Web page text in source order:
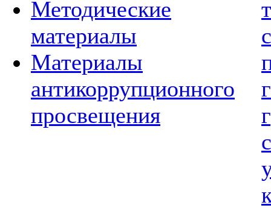
Методические
материалы
Материалы
антикоррупционного
просвещения